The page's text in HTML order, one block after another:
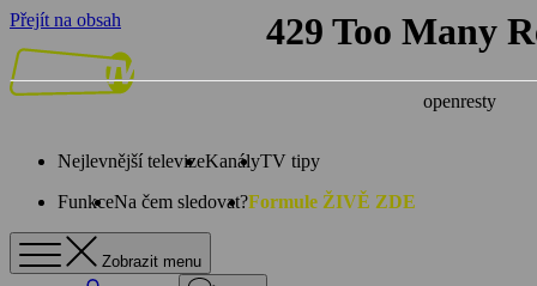
Přejít na obsah
Nejlevnější televizeKanályTV tipy
FunkceNa čem sledovat?Formule ŽIVĚ ZDE
Zobrazit menu